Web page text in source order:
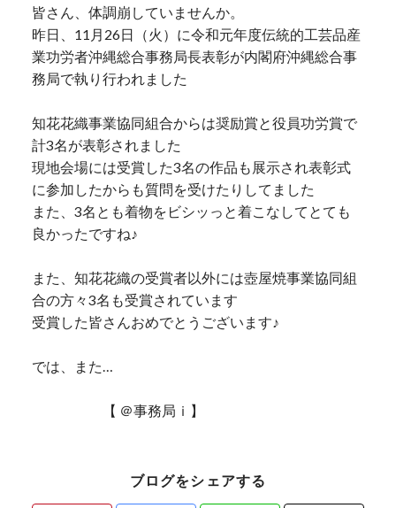
皆さん、体調崩していませんか。
昨日、11月26日（火）に令和元年度伝統的工芸品産
業功労者沖縄総合事務局長表彰が内閣府沖縄総合事
務局で執り行われました
知花花織事業協同組合からは奨励賞と役員功労賞で
計3名が表彰されました
現地会場には受賞した3名の作品も展示され表彰式
に参加したからも質問を受けたりしてました
また、3名とも着物をビシッっと着こなしてとても
良かったですね♪
また、知花花織の受賞者以外には壺屋焼事業協同組
合の方々3名も受賞されています
受賞した皆さんおめでとうございます♪
では、また…
【 ＠事務局ｉ】
ブログをシェアする